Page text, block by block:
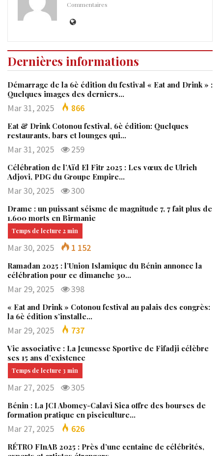
Commentaires
Dernières informations
Démarrage de la 6è édition du festival « Eat and Drink » :
Quelques images des derniers…
Mar 31, 2025 866
Eat & Drink Cotonou festival, 6è édition: Quelques
restaurants, bars et lounges qui…
Mar 31, 2025 259
Célébration de l’Aïd El Fitr 2025 : Les vœux de Ulrich
Adjovi, PDG du Groupe Empire…
Mar 30, 2025 300
Drame : un puissant séisme de magnitude 7, 7 fait plus de
1.600 morts en Birmanie
Mar 30, 2025 1 152
Ramadan 2025 : l’Union Islamique du Bénin annonce la
célébration pour ce dimanche 30…
Mar 29, 2025 398
« Eat and Drink » Cotonou festival au palais des congrès:
la 6è édition s’installe…
Mar 29, 2025 737
Vie associative : La Jeunesse Sportive de Fifadji célèbre
ses 15 ans d’existence
Mar 27, 2025 305
Bénin : La JCI Abomey-Calavi Sica offre des bourses de
formation pratique en pisciculture…
Mar 27, 2025 626
RÉTRO FInAB 2025 : Près d’une centaine de célébrités,